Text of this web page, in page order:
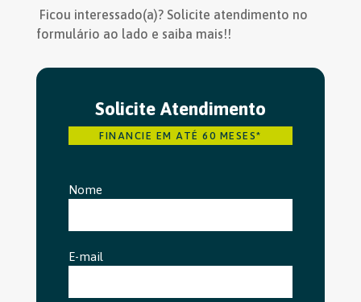
Ficou interessado(a)? Solicite atendimento no
formulário ao lado e saiba mais!!
Solicite Atendimento
FINANCIE EM ATÉ 60 MESES*
Nome
E-mail